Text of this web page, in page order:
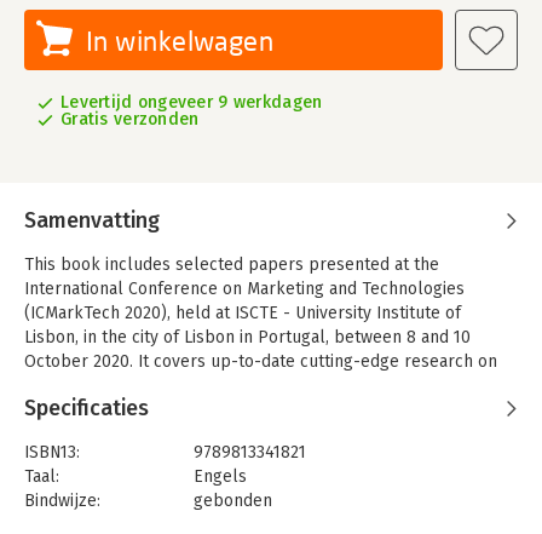
In winkelwagen
Levertijd ongeveer 9 werkdagen
Gratis verzonden
Samenvatting
This book includes selected papers presented at the
International Conference on Marketing and Technologies
(ICMarkTech 2020), held at ISCTE - University Institute of
Lisbon, in the city of Lisbon in Portugal, between 8 and 10
October 2020. It covers up-to-date cutting-edge research on
augmented reality in marketing, business intelligence
data science, web marketing, e-commerce and v-commerce,
social media and networking, geomarketing and IoT, marketing
automation and inbound marketing, machine learning applied
Specificaties
ISBN13:
9789813341821
Taal:
Engels
Bindwijze:
gebonden